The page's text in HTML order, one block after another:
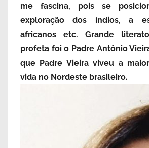
me fascina, pois se
exploração dos índios, a
africanos etc. Grande
profeta foi o Padre Antônio
que Padre Vieira viveu a
vida no Nordeste brasileiro.